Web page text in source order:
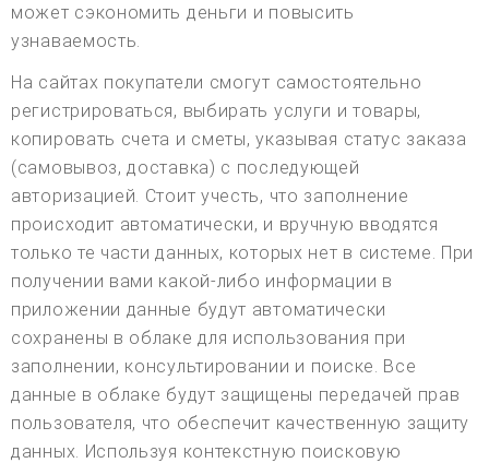
может сэкономить деньги и повысить
узнаваемость.
На сайтах покупатели смогут самостоятельно
регистрироваться, выбирать услуги и товары,
копировать счета и сметы, указывая статус заказа
(самовывоз, доставка) с последующей
авторизацией. Стоит учесть, что заполнение
происходит автоматически, и вручную вводятся
только те части данных, которых нет в системе. При
получении вами какой-либо информации в
приложении данные будут автоматически
сохранены в облаке для использования при
заполнении, консультировании и поиске. Все
данные в облаке будут защищены передачей прав
пользователя, что обеспечит качественную защиту
данных. Используя контекстную поисковую